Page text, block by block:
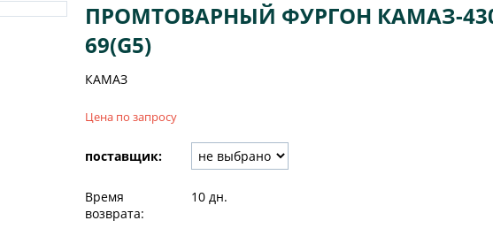
ПРОМТОВАРНЫЙ ФУРГОН КАМАЗ-
69(G5)
КАМАЗ
Цена по запросу
поставщик:
Время
возврата:
10 дн.